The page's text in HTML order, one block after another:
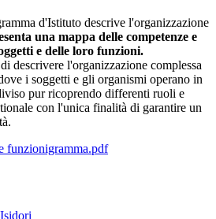
d'Istituto descrive l'organizzazione
una mappa delle competenze e
e delle loro funzioni.
descrivere l'organizzazione complessa
i soggetti e gli organismi operano in
pur ricoprendo differenti ruoli e
con l'unica finalità di garantire un
funzionigramma.pdf